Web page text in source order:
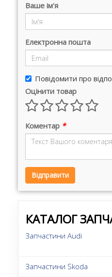
Ваше ім'я
Електронна пошта
Повідомити про
Оцінити товар
Коментар *
Відправити
КАТАЛОГ
Запчастини Audi
Запчастини Skoda